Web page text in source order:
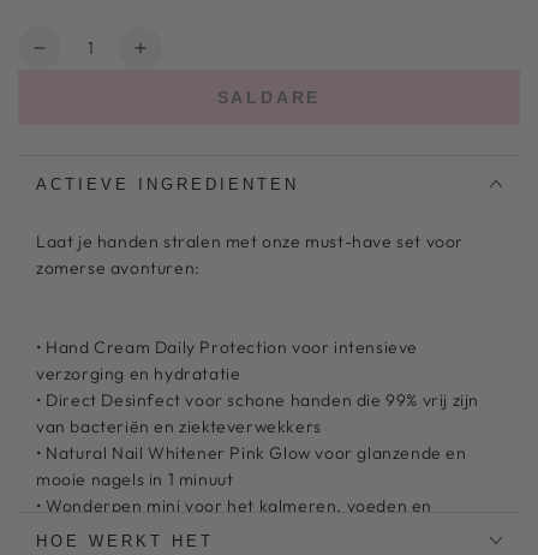
disponibile
Quantità
Diminuire
manicure
le
vacanze
Aumentare
manicure
le
vacanze
SALDARE
ACTIEVE INGREDIENTEN
Laat je handen stralen met onze must-have set voor
zomerse avonturen:
• Hand Cream Daily Protection voor intensieve
verzorging en hydratatie
• Direct Desinfect voor schone handen die 99% vrij zijn
van bacteriën en ziekteverwekkers
• Natural Nail Whitener Pink Glow voor glanzende en
mooie nagels in 1 minuut
• Wonderpen mini voor het kalmeren, voeden en
herstellen van nagelriemen
HOE WERKT HET